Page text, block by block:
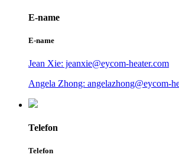
E-name
E-name
Jean Xie: jeanxie@eycom-heater.com
Angela Zhong: angelazhong@eycom-
Telefon
Telefon